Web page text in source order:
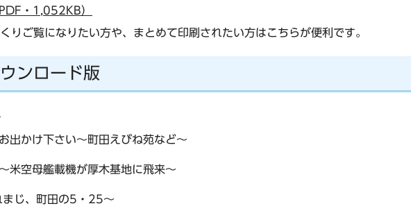
・1,052KB）
りご覧になりたい方や、まとめて印刷されたい方はこちらが便利です。
ンロード版
出かけ下さい～町田えびね苑など～
米空母艦載機が厚木基地に飛来～
じ、町田の5・25～